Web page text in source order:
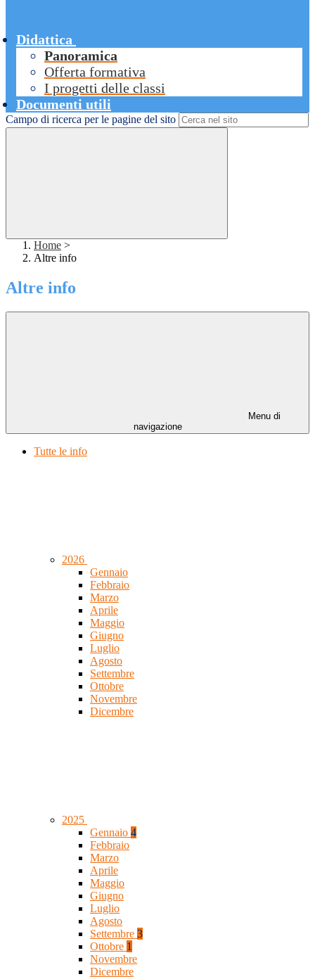
Didattica
Panoramica
Offerta formativa
I progetti delle classi
Documenti utili
Campo di ricerca per le pagine del sito
Home >
Altre info
Altre info
Menu di
navigazione
Tutte le info
2026
Gennaio
Febbraio
Marzo
Aprile
Maggio
Giugno
Luglio
Agosto
Settembre
Ottobre
Novembre
Dicembre
2025
Gennaio 4
Febbraio
Marzo
Aprile
Maggio
Giugno
Luglio
Agosto
Settembre 3
Ottobre 1
Novembre
Dicembre